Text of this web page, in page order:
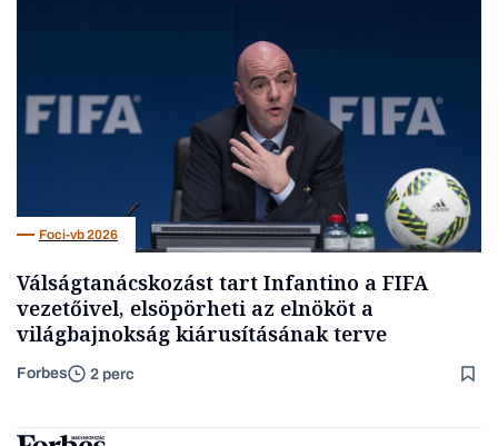
Foci-vb 2026
Válságtanácskozást tart Infantino a FIFA
vezetőivel, elsöpörheti az elnököt a
világbajnokság kiárusításának terve
Forbes 2 perc